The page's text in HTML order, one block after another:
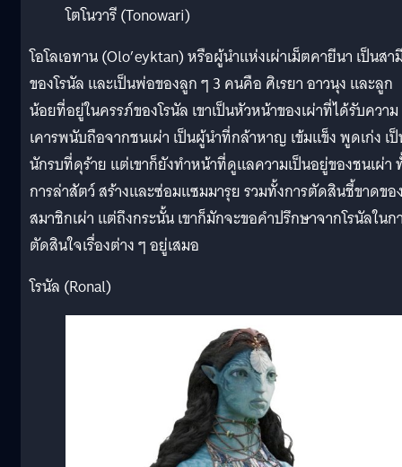
โตโนวารี (Tonowari)
โอโลเอทาน (Olo’eyktan) หรือผู้นำแห่งเผ่าเม็ตคายีนา เป็นสา
ของโรนัล และเป็นพ่อของลูก ๆ 3 คนคือ ศิเรยา อาวนุง และลูก
น้อยที่อยู่ในครรภ์ของโรนัล เขาเป็นหัวหน้าของเผ่าที่ได้รับความ
เคารพนับถือจากชนเผ่า เป็นผู้นำที่กล้าหาญ เข้มแข็ง พูดเก่ง เ
นักรบที่ดุร้าย แต่เขาก็ยังทำหน้าที่ดูแลความเป็นอยู่ของชนเผ่า
การล่าสัตว์ สร้างและซ่อมแซมมารุย รวมทั้งการตัดสินชี้ขาดขอ
สมาชิกเผ่า แต่ถึงกระนั้น เขาก็มักจะขอคำปรึกษาจากโรนัลในก
ตัดสินใจเรื่องต่าง ๆ อยู่เสมอ
โรนัล (Ronal)